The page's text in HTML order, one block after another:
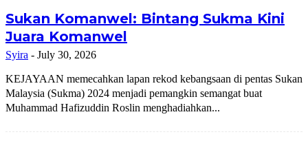
Sukan Komanwel: Bintang Sukma Kini
Juara Komanwel
Syira - July 30, 2026
KEJAYAAN memecahkan lapan rekod kebangsaan di pentas Sukan
Malaysia (Sukma) 2024 menjadi pemangkin semangat buat
Muhammad Hafizuddin Roslin menghadiahkan...